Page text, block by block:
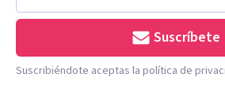
Suscríbete
Suscribiéndote aceptas la política de